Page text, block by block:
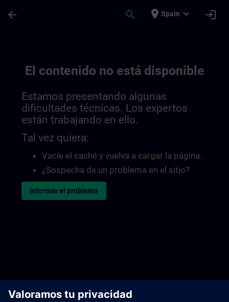
arrow_back search place Spain expand_more login
El contenido no está disponible
Estamos presentando algunas
dificultades técnicas. Los expertos
están trabajando en ello.
Tal vez quiera:
Vacíe el caché y vuelva a cargar la página.
¿Sospecha de un problema en el sitio?
Informar el problema